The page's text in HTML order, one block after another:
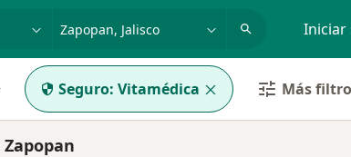
o nombre Iniciar
Seguro: Vitamédica Más